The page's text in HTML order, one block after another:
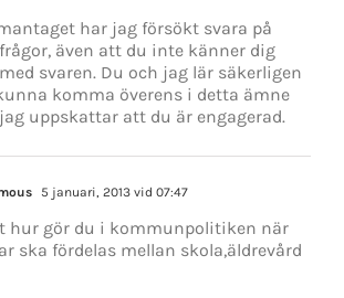
har jag försökt svara på
även att du inte känner dig
svaren. Du och jag lär säkerligen
komma överens i detta ämne
uppskattar att du är engagerad.
5 januari, 2013 vid 07:47
hur gör du i kommunpolitiken när
ska fördelas mellan skola,äldrevård